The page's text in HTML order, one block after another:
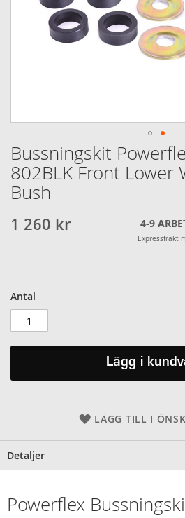
Bussningskit
802BLK Front Lower
Bush
1 260 kr 4-9
Expressfrakt
Antal
Lägg i
LÄGG TILL I
Hoppa
till
början
av
Detaljer
Powerflex